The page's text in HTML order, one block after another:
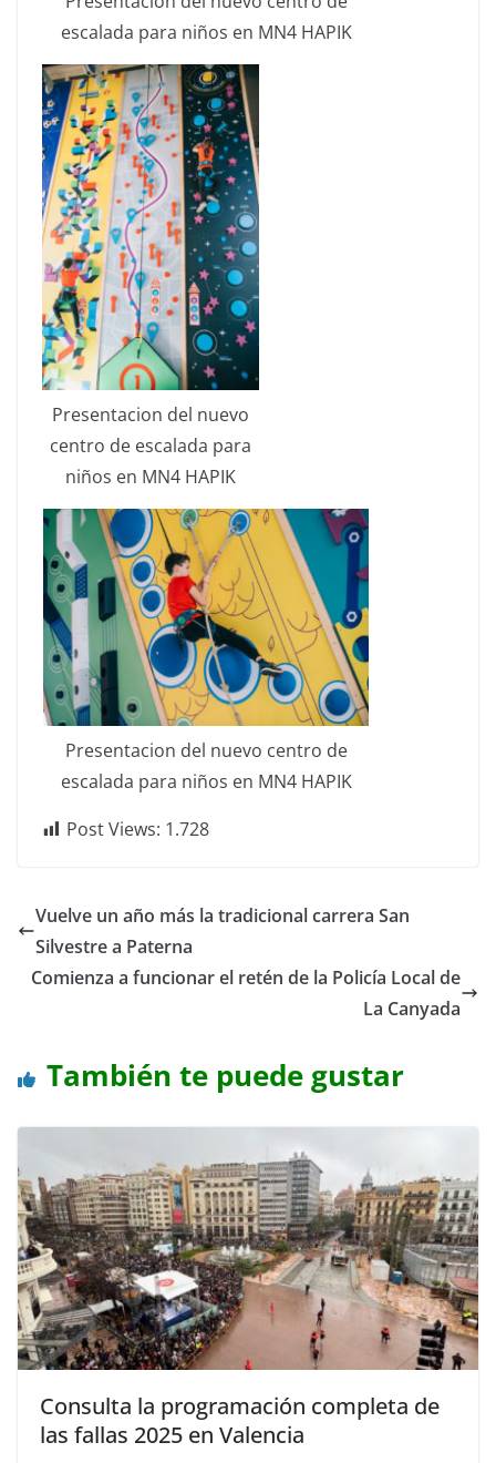
escalada para niños en MN4 HAPIK
Presentacion del nuevo
centro de escalada para
niños en MN4 HAPIK
Presentacion del nuevo centro de
escalada para niños en MN4 HAPIK
Post Views: 1.728
Vuelve un año más la tradicional carrera San
Silvestre a Paterna
Comienza a funcionar el retén de la Policía Local de
La Canyada
También te puede gustar
Consulta la programación completa de
las fallas 2025 en Valencia